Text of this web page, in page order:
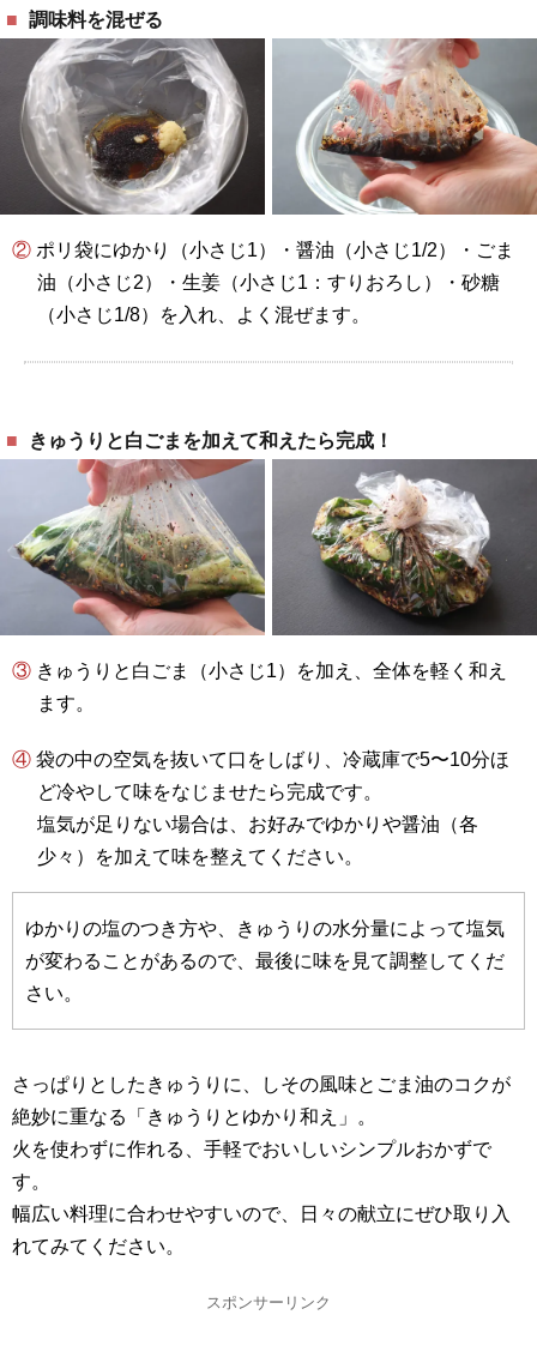
調味料を混ぜる
② ポリ袋にゆかり（小さじ1）・醤油（小さじ1/2）・ごま
油（小さじ2）・生姜（小さじ1：すりおろし）・砂糖
（小さじ1/8）を入れ、よく混ぜます。
きゅうりと白ごまを加えて和えたら完成！
③ きゅうりと白ごま（小さじ1）を加え、全体を軽く和え
ます。
④ 袋の中の空気を抜いて口をしばり、冷蔵庫で5〜10分ほ
ど冷やして味をなじませたら完成です。
塩気が足りない場合は、お好みでゆかりや醤油（各
少々）を加えて味を整えてください。
ゆかりの塩のつき方や、きゅうりの水分量によって塩気
が変わることがあるので、最後に味を見て調整してくだ
さい。
さっぱりとしたきゅうりに、しその風味とごま油のコクが
絶妙に重なる「きゅうりとゆかり和え」。
火を使わずに作れる、手軽でおいしいシンプルおかずで
す。
幅広い料理に合わせやすいので、日々の献立にぜひ取り入
れてみてください。
スポンサーリンク